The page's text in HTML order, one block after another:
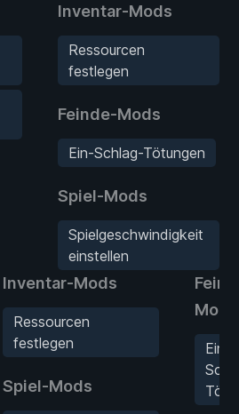
Inventar-Mods
Ressourcen
festlegen
Feinde-Mods
Ein-Schlag-Tötungen
Spiel-Mods
Spielgeschwindigkeit
einstellen
Inventar-Mods
Ressourcen
festlegen
Spiel-Mods
Mods
Ein-